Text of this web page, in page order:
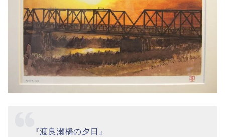
『渡良瀬橋の夕日』